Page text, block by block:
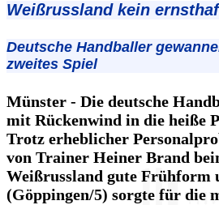
Weißrussland kein
Deutsche Handballer
zweites Spiel
Münster - Die deutsche
mit Rückenwind in die heiße
Trotz erheblicher
von Trainer Heiner Brand
Weißrussland gute Frühform
(Göppingen/5) sorgte für die